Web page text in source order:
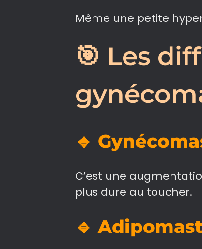
Même une petite
🎯 Les
🔹
C’est une
plus dure au toucher.
🔹